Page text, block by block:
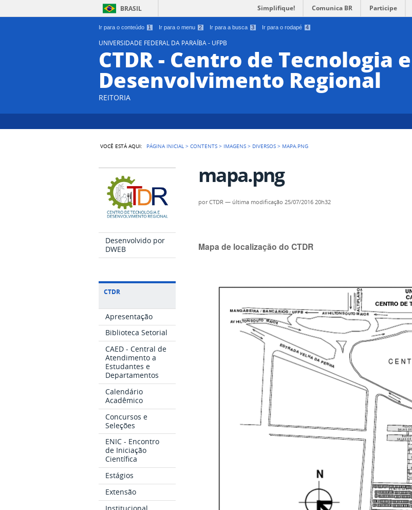
Ir para o conteúdo 1 Ir para o menu 2 Ir para a busca 3 Ir para o rodapé 4
BRASIL Simplifique! Comunica BR Participe
UNIVERSIDADE FEDERAL DA PARAÍBA - UFPB
CTDR - Centro de Tecnologia e
Desenvolvimento Regional
REITORIA
VOCÊ ESTÁ AQUI: PÁGINA INICIAL >CONTENTS > IMAGENS > DIVERSOS > MAPA.PNG
Desenvolvido por
DWEB
CTDR
Apresentação
Biblioteca Setorial
CAED - Central de
Atendimento a
Estudantes e
Departamentos
Calendário
Acadêmico
Concursos e
Seleções
ENIC - Encontro
de Iniciação
Científica
Estágios
Extensão
Institucional
mapa.png
porCTDR — última modificação 25/07/2016 20h32
Mapa de localização do CTDR